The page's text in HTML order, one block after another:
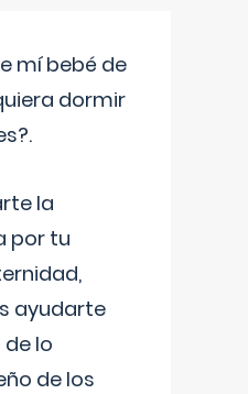
mí bebé de
dormir
la
por tu
ayudarte
lo
de los